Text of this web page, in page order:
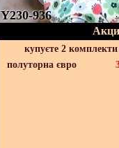
Y230-936
купуєте 2
полуторна євро